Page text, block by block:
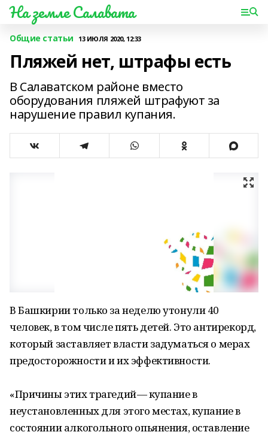
На земле Салавата
Общие статьи 13 ИЮЛЯ 2020, 12:33
Пляжей нет, штрафы есть
В Салаватском районе вместо
оборудования пляжей штрафуют за
нарушение правил купания.
В Башкирии только за неделю утонули 40
человек, в том числе пять детей. Это антирекорд,
который заставляет власти задуматься о мерах
предосторожности и их эффективности.
«Причины этих трагедий — купание в
неустановленных для этого местах, купание в
состоянии алкогольного опьянения, оставление